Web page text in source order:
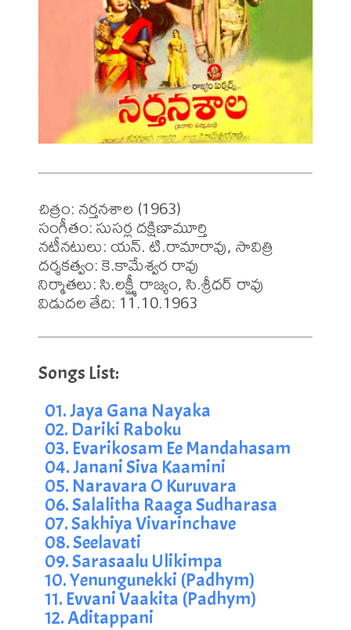
చిత్రం: నర్తనశాల (1963)
సంగీతం: సుసర్ల దక్షిణామూర్తి
నటీనటులు: యన్. టి.రామారావు, సావిత్రి
దర్శకత్వం: కె.కామేశ్వర రావు
నిర్మాతలు: సి.లక్ష్మీ రాజ్యం, సి.శ్రీధర్ రావు
01. Jaya Gana Nayaka
02. Dariki Raboku
03. Evarikosam Ee Mandahasam
04. Janani Siva Kaamini
05. Naravara O Kuruvara
06. Salalitha Raaga Sudharasa
07. Sakhiya Vivarinchave
08. Seelavati
09. Sarasaalu Ulikimpa
10. Yenungunekki (Padhym)
11. Evvani Vaakita (Padhym)
12. Aditappani